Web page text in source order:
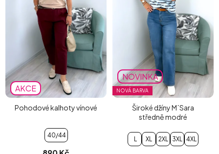
AKCE
Pohodové kalhoty vínové
40/44
NOVINKA
NOVÁ BARVA
Široké džíny M´Sara
středně modré
L XL 2XL 3XL 4XL